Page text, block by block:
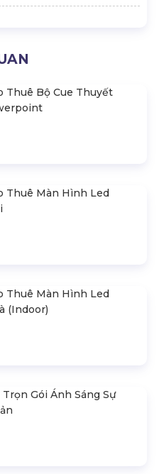
Thuê Bộ Cue Thuyết
Thuê Màn Hình Led
Thuê Màn Hình Led
(Indoor)
Gói Ánh Sáng Sự